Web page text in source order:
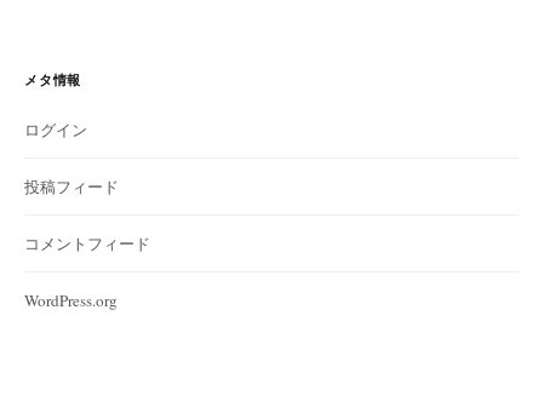
メタ情報
ログイン
投稿フィード
コメントフィード
WordPress.org